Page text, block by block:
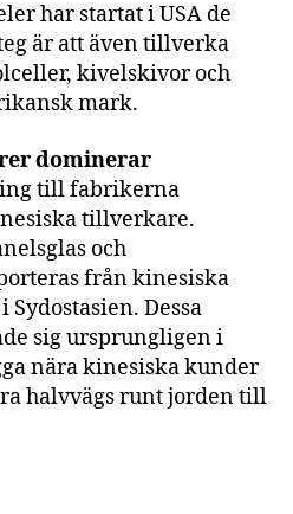
har startat i USA de
är att även tillverka
kivelskivor och
mark.
dominerar
till fabrikerna
tillverkare.
och
från kinesiska
Dessa
sig ursprungligen i
nära kinesiska kunder
halvvägs runt jorden till